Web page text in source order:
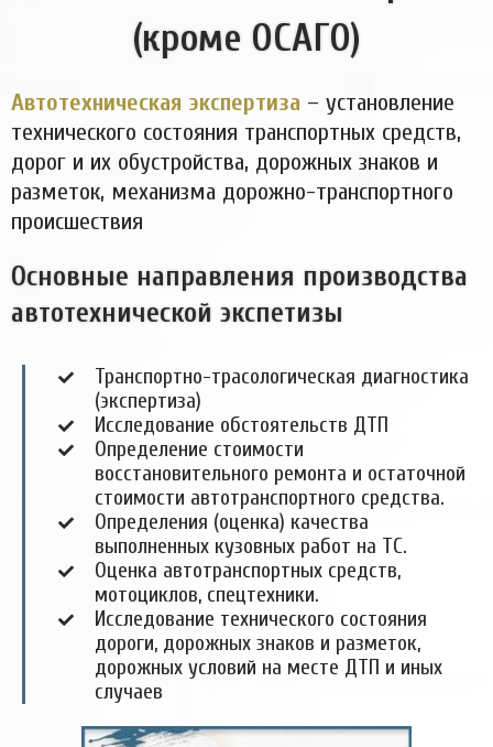
(кроме ОСАГО)
Автотехническая экспертиза – установление
технического состояния транспортных средств,
дорог и их обустройства, дорожных знаков и
разметок, механизма дорожно-транспортного
происшествия
Основные направления производства
автотехнической экспетизы
Транспортно-трасологическая диагностика
(экспертиза)
Исследование обстоятельств ДТП
Определение стоимости
восстановительного ремонта и остаточной
стоимости автотранспортного средства.
Определения (оценка) качества
выполненных кузовных работ на ТС.
Оценка автотранспортных средств,
мотоциклов, спецтехники.
Исследование технического состояния
дороги, дорожных знаков и разметок,
дорожных условий на месте ДТП и иных
случаев